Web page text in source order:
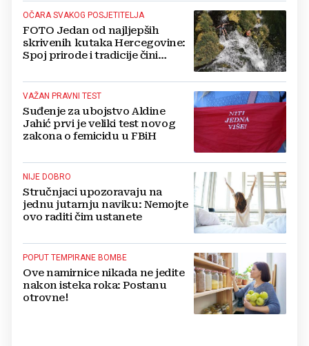
OČARA SVAKOG POSJETITELJA
FOTO Jedan od najljepših
skrivenih kutaka Hercegovine:
Spoj prirode i tradicije čini
destinacijom
VAŽAN PRAVNI TEST
Suđenje za ubojstvo Aldine
Jahić prvi je veliki test novog
zakona o femicidu u FBiH
NIJE DOBRO
Stručnjaci upozoravaju na
jednu jutarnju naviku: Nemojte
ovo raditi čim ustanete
POPUT TEMPIRANE BOMBE
Ove namirnice nikada ne jedite
nakon isteka roka: Postanu
otrovne!